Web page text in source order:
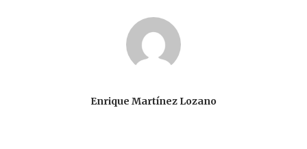
Enrique Martínez Lozano